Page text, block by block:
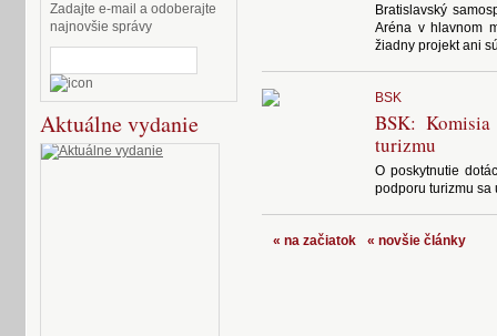
Zadajte e-mail a odoberajte
najnovšie správy
Aktuálne vydanie
Bratislavský
Aréna v hlavnom
žiadny projekt ani
BSK
BSK:
turizmu
O poskytnutie
podporu turizmu sa
« na začiatok « novšie články